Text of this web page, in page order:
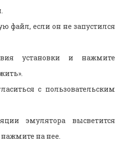
файл, если он не запустился
установки и нажмите
с пользовательским
эмулятора высветится
нажмите на нее.